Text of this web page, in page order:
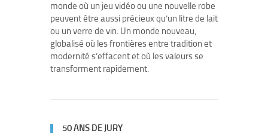
monde où un jeu vidéo ou une nouvelle robe
peuvent être aussi précieux qu’un litre de lait
ou un verre de vin. Un monde nouveau,
globalisé où les frontières entre tradition et
modernité s’effacent et où les valeurs se
transforment rapidement.
50 ANS DE JURY